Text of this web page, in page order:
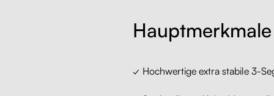
Hauptmerkmale
✓ Hochwertige extra stabile 3-